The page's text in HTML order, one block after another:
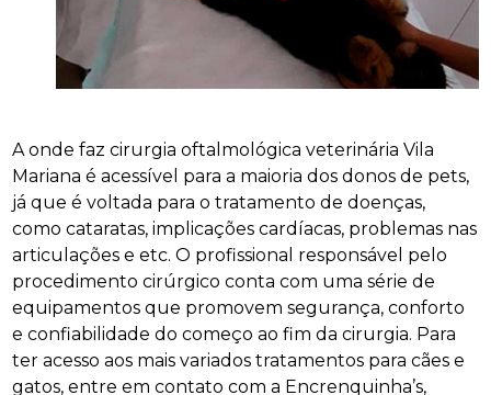
A onde faz cirurgia oftalmológica veterinária Vila
Mariana é acessível para a maioria dos donos de pets,
já que é voltada para o tratamento de doenças,
como cataratas, implicações cardíacas, problemas nas
articulações e etc. O profissional responsável pelo
procedimento cirúrgico conta com uma série de
equipamentos que promovem segurança, conforto
e confiabilidade do começo ao fim da cirurgia. Para
ter acesso aos mais variados tratamentos para cães e
gatos, entre em contato com a Encrenquinha’s,